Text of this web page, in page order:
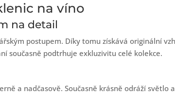
na víno
na detail
postupem. Díky tomu získává originální
současně podtrhuje exkluzivitu celé kolekce.
a nadčasově. Současně krásně odráží světlo